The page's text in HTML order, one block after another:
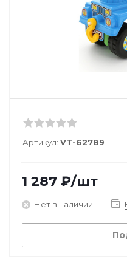
Артикул: VT-62789
1 287 ₽/шт
Нет в наличии